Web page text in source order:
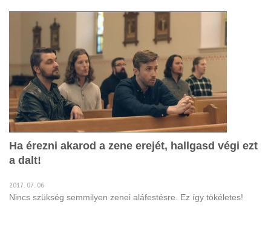
Ha érezni akarod a zene erejét, hallgasd végi ezt
a dalt!
2017. 07. 06
Nincs szükség semmilyen zenei aláfestésre. Ez így tökéletes!